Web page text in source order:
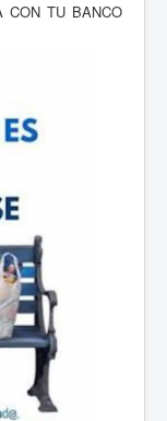
CON TU BANCO